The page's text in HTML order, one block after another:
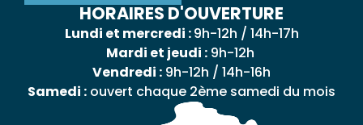
HORAIRES D'OUVERTURE
Lundi et mercredi :9h-12h / 14h-17h
Mardi et jeudi :9h-12h
Vendredi : 9h-12h / 14h-16h
Samedi : ouvert chaque 2ème samedi du mois